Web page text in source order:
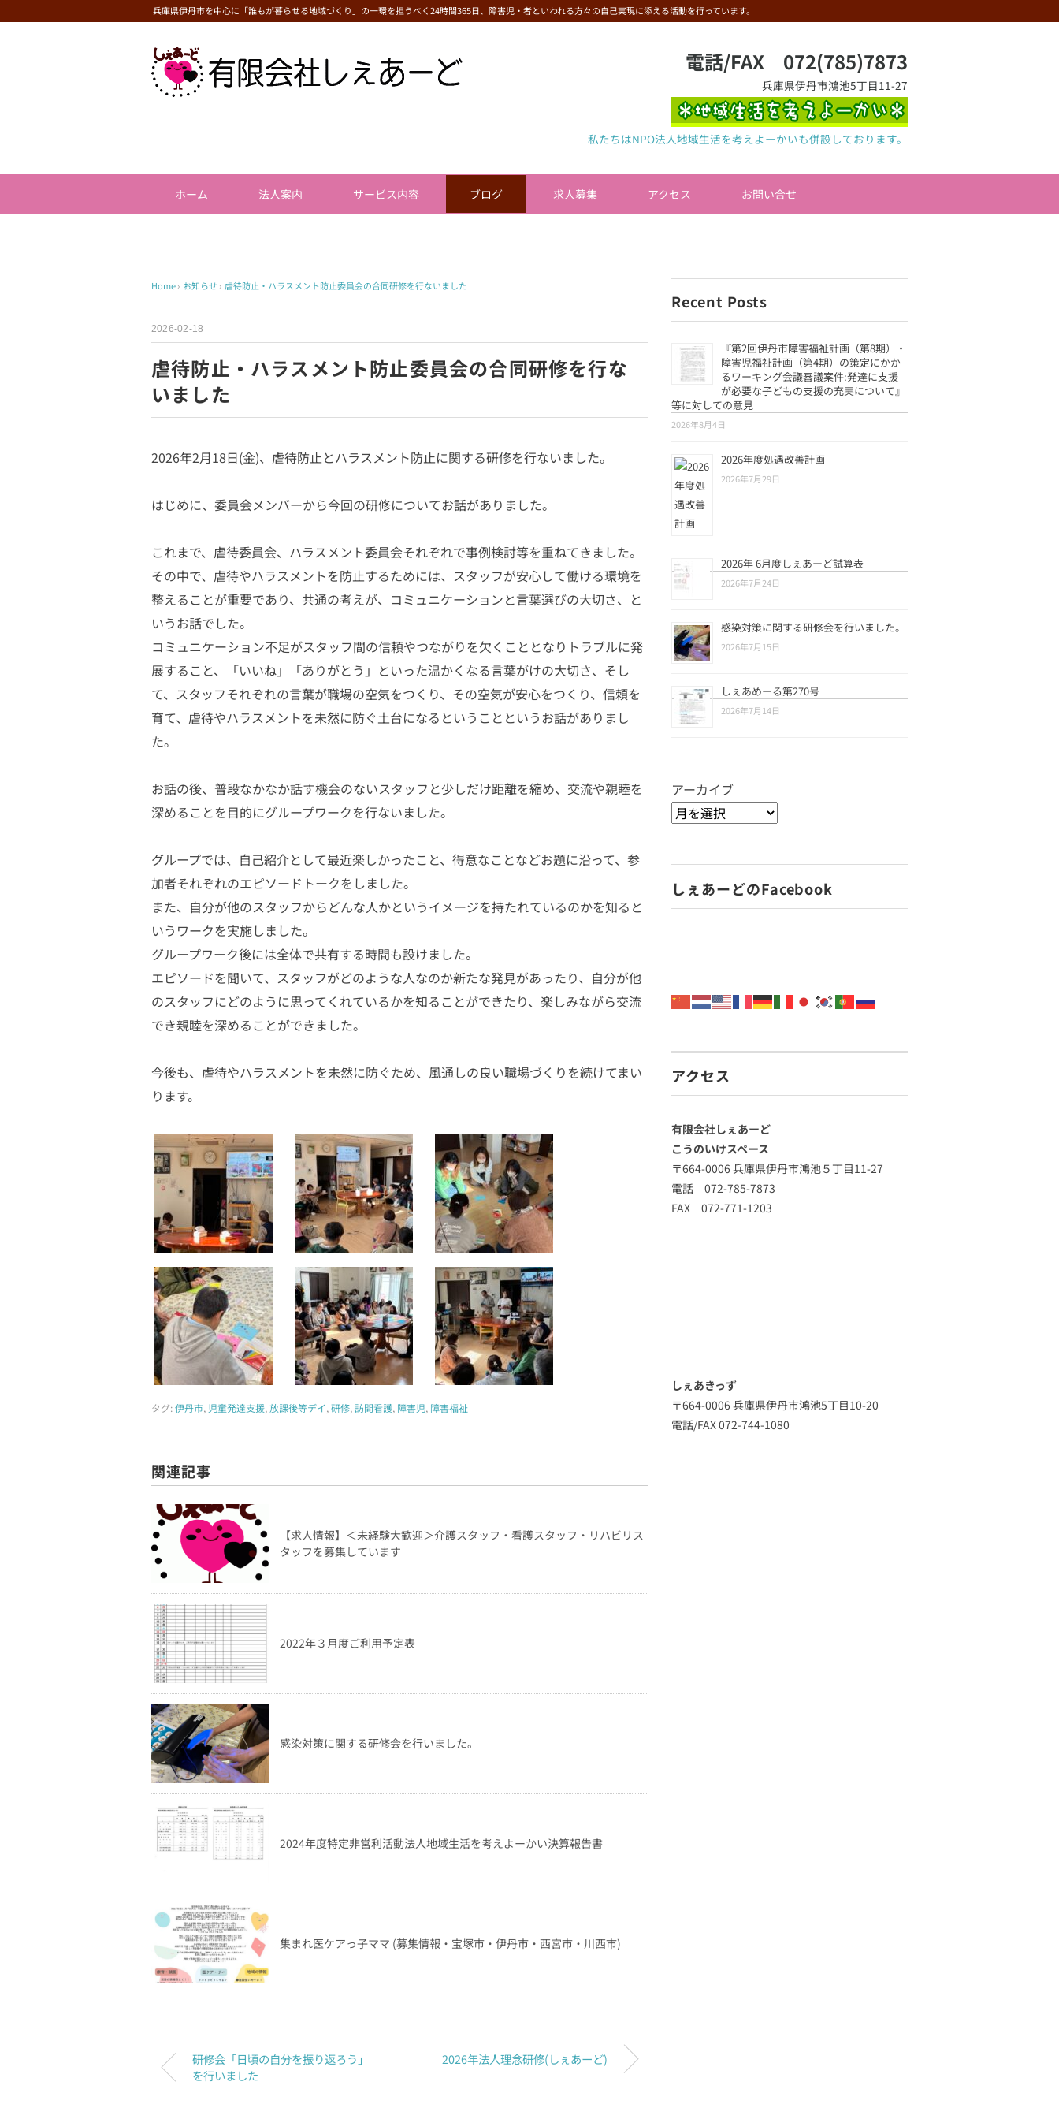
兵庫県伊丹市を中心に「誰もが暮らせる地域づくり」の一環を担うべく24時間365日、障害児・者といわれる方々の自己実現に添える活動を行っています。
電話/FAX 072(785)7873
兵庫県伊丹市鴻池5丁目11-27
私たちはNPO法人地域生活を考えよーかいも併設しております。
ホーム 法人案内 サービス内容 ブログ 求人募集 アクセス お問い合せ
Home› お知らせ › 虐待防止・ハラスメント防止委員会の合同研修を行ないました
2026-02-18
虐待防止・ハラスメント防止委員会の合同研修を行な
いました
2026年2月18日(金)、虐待防止とハラスメント防止に関する研修を行ないました。
はじめに、委員会メンバーから今回の研修についてお話がありました。
これまで、虐待委員会、ハラスメント委員会それぞれで事例検討等を重ねてきました。
その中で、虐待やハラスメントを防止するためには、スタッフが安心して働ける環境を
整えることが重要であり、共通の考えが、コミュニケーションと言葉選びの大切さ、と
いうお話でした。
コミュニケーション不足がスタッフ間の信頼やつながりを欠くこととなりトラブルに発
展すること、「いいね」「ありがとう」といった温かくなる言葉がけの大切さ、そし
て、スタッフそれぞれの言葉が職場の空気をつくり、その空気が安心をつくり、信頼を
育て、虐待やハラスメントを未然に防ぐ土台になるということというお話がありまし
た。
お話の後、普段なかなか話す機会のないスタッフと少しだけ距離を縮め、交流や親睦を
深めることを目的にグループワークを行ないました。
グループでは、自己紹介として最近楽しかったこと、得意なことなどお題に沿って、参
加者それぞれのエピソードトークをしました。
また、自分が他のスタッフからどんな人かというイメージを持たれているのかを知ると
いうワークを実施しました。
グループワーク後には全体で共有する時間も設けました。
エピソードを聞いて、スタッフがどのような人なのか新たな発見があったり、自分が他
のスタッフにどのように思ってくれているかを知ることができたり、楽しみながら交流
でき親睦を深めることができました。
今後も、虐待やハラスメントを未然に防ぐため、風通しの良い職場づくりを続けてまい
ります。
タグ:伊丹市, 児童発達支援,放課後等デイ,研修,訪問看護, 障害児, 障害福祉
関連記事
【求人情報】＜未経験大歓迎＞介護スタッフ・看護スタッフ・リハビリス
タッフを募集しています
2022年３月度ご利用予定表
感染対策に関する研修会を行いました。
2024年度特定非営利活動法人地域生活を考えよーかい決算報告書
集まれ医ケアっ子ママ (募集情報・宝塚市・伊丹市・西宮市・川西市)
研修会「日頃の自分を振り返ろう」
を行いました
2026年法人理念研修(しぇあーど)
Recent Posts
『第2回伊丹市障害福祉計画（第8期）・
障害児福祉計画（第4期）の策定にかか
るワーキング会議審議案件:発達に支援
が必要な子どもの支援の充実について』
等に対しての意見
2026年8月4日
2026年度処遇改善計画
2026年7月29日
2026年 6月度しぇあーど試算表
2026年7月24日
感染対策に関する研修会を行いました。
2026年7月15日
しぇあめーる第270号
2026年7月14日
アーカイブ
しぇあーどのFacebook
アクセス
有限会社しぇあーど
こうのいけスペース
〒664-0006 兵庫県伊丹市鴻池５丁目11-27
電話 072-785-7873
FAX 072-771-1203
しぇあきっず
〒664-0006 兵庫県伊丹市鴻池5丁目10-20
電話/FAX 072-744-1080